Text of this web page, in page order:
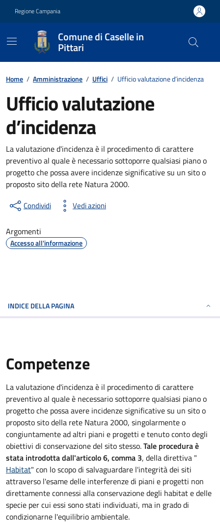
Regione Campania
Comune di Caselle in
Pittari
Contenuti in evidenza
Home / Amministrazione / Uffici / Ufficio valutazione d’incidenza
Ufficio valutazione
d’incidenza
La valutazione d'incidenza è il procedimento di carattere
preventivo al quale è necessario sottoporre qualsiasi piano o
progetto che possa avere incidenze significative su un sito o
proposto sito della rete Natura 2000.
Condividi Vedi azioni
Argomenti
Accesso all'informazione
INDICE DELLA PAGINA
Competenze
La valutazione d'incidenza è il procedimento di carattere
preventivo al quale è necessario sottoporre qualsiasi piano o
progetto che possa avere incidenze significative su un sito o
proposto sito della rete Natura 2000, singolarmente o
congiuntamente ad altri piani e progetti e tenuto conto degli
obiettivi di conservazione del sito stesso.Tale procedura è
stata introdotta dall'articolo 6, comma 3, della direttiva "
Habitat" con lo scopo di salvaguardare l'integrità dei siti
attraverso l'esame delle interferenze di piani e progetti non
direttamente connessi alla conservazione degli habitat e delle
specie per cui essi sono stati individuati, ma in grado di
condizionarne l'equilibrio ambientale.